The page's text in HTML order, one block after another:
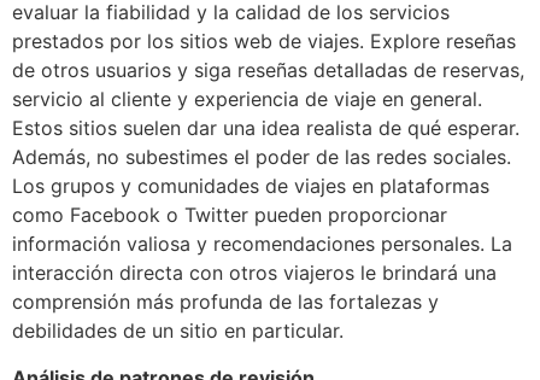
evaluar la fiabilidad y la calidad de los servicios
prestados por los sitios web de viajes. Explore reseñas
de otros usuarios y siga reseñas detalladas de reservas,
servicio al cliente y experiencia de viaje en general.
Estos sitios suelen dar una idea realista de qué esperar.
Además, no subestimes el poder de las redes sociales.
Los grupos y comunidades de viajes en plataformas
como Facebook o Twitter pueden proporcionar
información valiosa y recomendaciones personales. La
interacción directa con otros viajeros le brindará una
comprensión más profunda de las fortalezas y
debilidades de un sitio en particular.